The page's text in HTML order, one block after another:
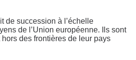
de succession à l’échelle
de l’Union européenne. Ils sont
des frontières de leur pays